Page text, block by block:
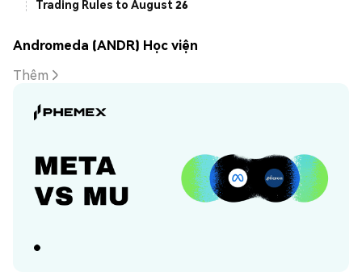
Trading Rules to August 26
Andromeda (ANDR) Học viện
Thêm